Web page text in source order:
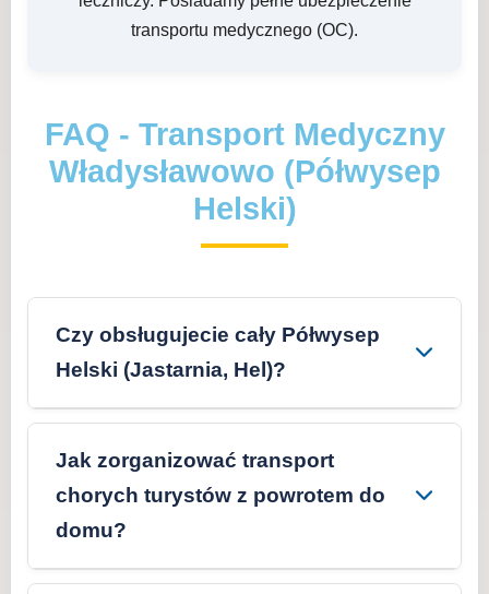
transportu medycznego (OC).
FAQ - Transport Medyczny
Władysławowo (Półwysep
Helski)
Czy obsługujecie cały Półwysep
Helski (Jastarnia, Hel)?
Tak. Nasz **transport medyczny
Władysławowo** obejmuje cały Półwysep
Helski, od Jastrzębiej Góry, przez Chałupy,
Kuźnicę, Jastarnię, Juratę, aż po Hel.
komunikacyjne, w szczególności w okresie
Jak zorganizować transport
chorych turystów z powrotem do
domu?
Organizujemy transport powrotny dla